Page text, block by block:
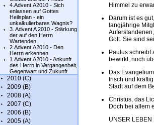
4.Advent.A2010 - Sich
enlassen auf Gottes
Heilsplan - ein
unkalkulierbares Wagnis?
3. Advent A 2010 - Stärkung
der auf den Herrn
Wartenden
2.Advent.A2010 - Den
Herrn erkennen
1.Advent.A2010 - Ankunft
des Herrn in Vergangenheit,
Gegenwart und Zukunft
2010 (C)
2009 (B)
2008 (A)
2007 (C)
2006 (B)
2005 (A)
Himmel zu
Darum ist es
langjährige
Gott. Sie sind
Paulus schreibt
bewirkt, noch
Das
frisch und
Stadt auf dem
Christus, das
Doch bei allem
UNSER LEBEN